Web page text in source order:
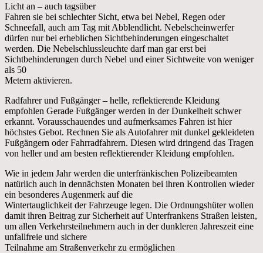
Licht an – auch tagsüber
Fahren sie bei schlechter Sicht, etwa bei Nebel, Regen oder
Schneefall, auch am Tag mit Abblendlicht. Nebelscheinwerfer
dürfen nur bei erheblichen Sichtbehinderungen eingeschaltet
werden. Die Nebelschlussleuchte darf man gar erst bei
Sichtbehinderungen durch Nebel und einer Sichtweite von weniger
als 50
Metern aktivieren.
Radfahrer und Fußgänger – helle, reflektierende Kleidung
empfohlen Gerade Fußgänger werden in der Dunkelheit schwer
erkannt. Vorausschauendes und aufmerksames Fahren ist hier
höchstes Gebot. Rechnen Sie als Autofahrer mit dunkel gekleideten
Fußgängern oder Fahrradfahrern. Diesen wird dringend das Tragen
von heller und am besten reflektierender Kleidung empfohlen.
Wie in jedem Jahr werden die unterfränkischen Polizeibeamten
natürlich auch in dennächsten Monaten bei ihren Kontrollen wieder
ein besonderes Augenmerk auf die
Wintertauglichkeit der Fahrzeuge legen. Die Ordnungshüter wollen
damit ihren Beitrag zur Sicherheit auf Unterfrankens Straßen leisten,
um allen Verkehrsteilnehmern auch in der dunkleren Jahreszeit eine
unfallfreie und sichere
Teilnahme am Straßenverkehr zu ermöglichen